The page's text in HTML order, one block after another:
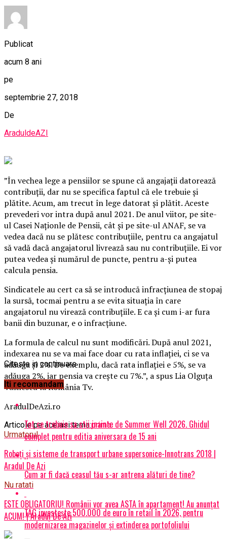
Publicat
acum 8 ani
pe
septembrie 27, 2018
De
AraduldeAZI
”În vechea lege a pensiilor se spune că angajaţii datorează
contribuţii, dar nu se specifica faptul că ele trebuie şi
plătite. Acum, am trecut în lege datorat şi plătit. Aceste
prevederi vor intra după anul 2021. De anul viitor, pe site-
ul Casei Naţionle de Pensii, cât şi pe site-ul ANAF, se va
vedea dacă nu se plătesc contribuţiile, pentru ca angajatul
să vadă dacă angajatorul livrează sau nu contribuţiile. Ei vor
putea vedea şi numărul de puncte, pentru a-şi putea
calcula pensia.
Sindicatele au cert ca să se introducă infracţiunea de stopaj
la sursă, tocmai pentru a se evita situaţia în care
angajatorul nu virează contribuţiile. E ca şi cum i-ar fura
banii din buzunar, e o infracţiune.
La formula de calcul nu sunt modificări. După anul 2021,
indexarea nu se va mai face doar cu rata inflaţiei, ci se va
adăuga şi 2%. De exemplu, dacă rata inflaţiei e 5%, se va
adăuga 2%, iar pensia va creşte cu 7%.”, a spus Lia Olguţa
Vasilescu la România Tv.
AradulDeAzi.ro
Articole pe aceiasi tema:prima
Urmatorul
Roboți și sisteme de transport urbane supersonice-Innotrans 2018 |
Aradul De Azi
Nu ratati
ESTE OBLIGATORIU! Românii vor avea ASTA în apartament! Au anunțat
ACUM! | Aradul De Azi
Citeste in continuare
Iti recomandam
Tot ce trebuie sa stii inainte de Summer Well 2026. Ghidul
complet pentru editia aniversara de 15 ani
Cum ar fi dacă ceasul tău s-ar antrena alături de tine?
TAG investește 500.000 de euro în retail în 2026, pentru
modernizarea magazinelor și extinderea portofoliului